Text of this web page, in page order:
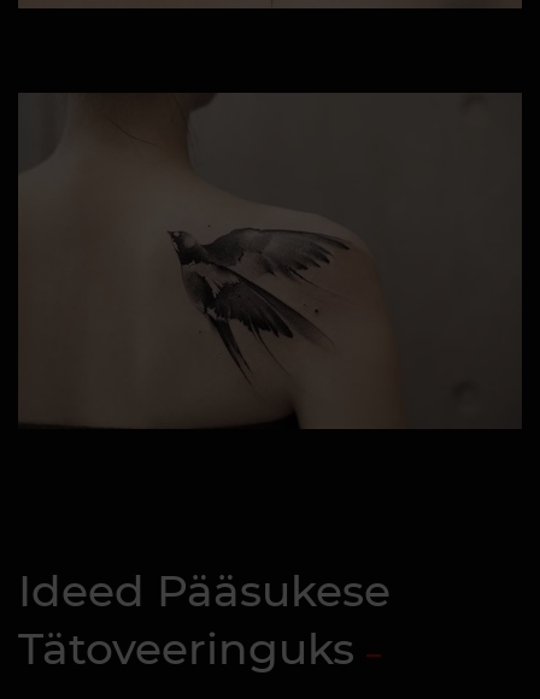
Ideed Pääsukese
Tätoveeringuks